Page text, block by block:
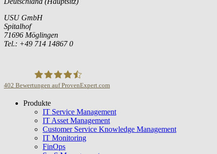
USU GmbH
Spitalhof
71696 Möglingen
Tel.: +49 714 14867 0
USU GmbH
402 Bewertungen auf ProvenExpert.com
Produkte
IT Service Management
IT Asset Management
Customer Service Knowledge Management
IT Monitoring
FinOps